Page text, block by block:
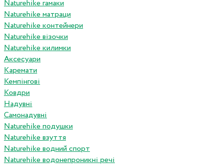
Naturehike гамаки
Naturehike матраци
Naturehike контейнери
Naturehike візочки
Naturehike килимки
Аксесуари
Каремати
Кемпінгові
Ковдри
Надувні
Самонадувні
Naturehike подушки
Naturehike взуття
Naturehike водний спорт
Naturehike водонепроникні речі